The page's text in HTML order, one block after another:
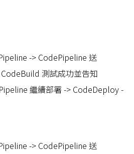
-> CodePipeline 送
測試成功並告知
繼續部署 -> CodeDeploy -
-> CodePipeline 送